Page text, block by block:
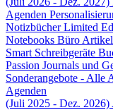
Agenden
NotizbücherLimited
Notebooks Büro Artikel
Smart Schreibgeräte
Passion Journals und
Sonderangebote - Alle
Agenden
(Juli 2025 - Dez. 2026)